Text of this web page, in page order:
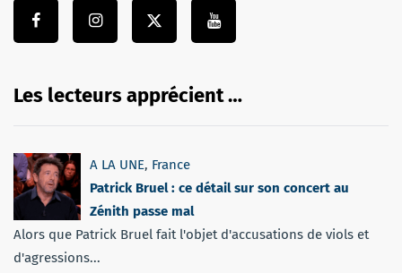
Les lecteurs apprécient …
A LA UNE, France
Patrick Bruel : ce détail sur son concert au
Zénith passe mal
Alors que Patrick Bruel fait l'objet d'accusations de viols et
d'agressions...